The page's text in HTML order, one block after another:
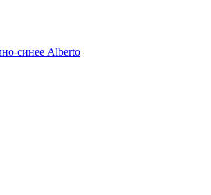
синее Alberto